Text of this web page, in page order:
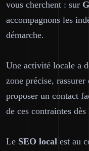
vous cherchent : sur
accompagnons les
démarche.
Une activité locale a
zone précise,
proposer un contact
de ces contraintes
Le SEO local est au